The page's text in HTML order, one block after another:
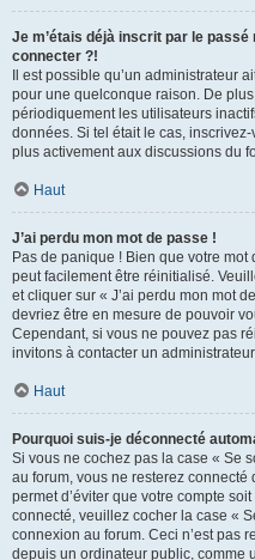
Je m’étais déjà inscrit par le
connecter ?!
Il est possible qu’un administrateur
pour une quelconque raison. De
périodiquement les utilisateurs
données. Si tel était le cas,
plus activement aux discussions du
Haut
J’ai perdu mon mot de passe !
Pas de panique ! Bien que votre
peut facilement être réinitialisé.
et cliquer sur « J’ai perdu mon mot
devriez être en mesure de pouvoir
Cependant, si vous ne pouvez pas
invitons à contacter un
Haut
Pourquoi suis-je déconnecté
Si vous ne cochez pas la case « Se
au forum, vous ne resterez
permet d’éviter que votre compte
connecté, veuillez cocher la case «
connexion au forum. Ceci n’est pas
depuis un ordinateur public, comme